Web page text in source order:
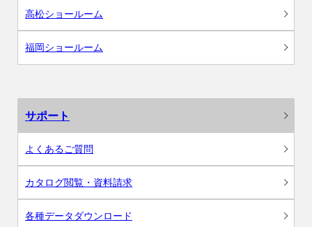
高松ショールーム
福岡ショールーム
サポート
よくあるご質問
カタログ閲覧・資料請求
各種データダウンロード